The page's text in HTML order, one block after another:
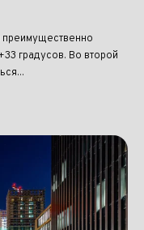
градусов. Во второй